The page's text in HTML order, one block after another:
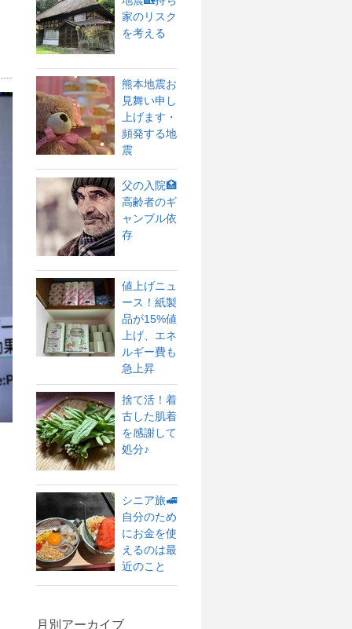
家のリスク
を考える
熊本地震お
見舞い申し
上げます・
頻発する地
震
父の入院🏥
高齢者のギ
ャンブル依
存
値上げニュ
ース！紙製
品が15%値
上げ、エネ
ルギー費も
急上昇
捨て活！着
古した肌着
を感謝して
処分♪
シニア旅🚅
自分のため
にお金を使
えるのは最
近のこと
月別アーカイブ